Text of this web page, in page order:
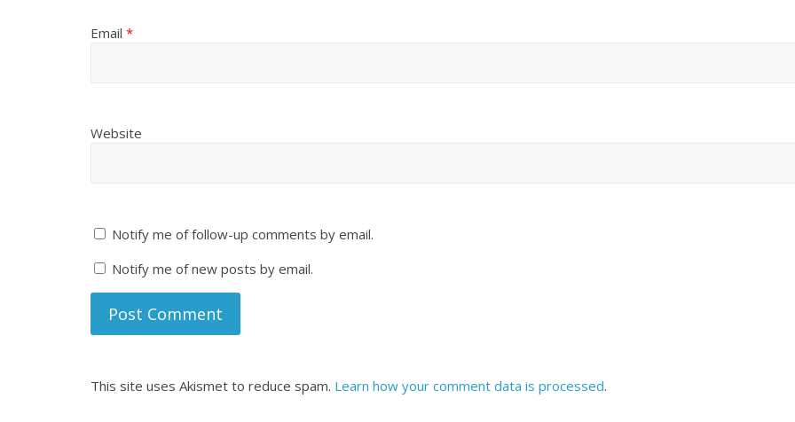
Email *
Website
Notify me of follow-up comments by email.
Notify me of new posts by email.
This site uses Akismet to reduce spam. Learn how your comment data is processed.